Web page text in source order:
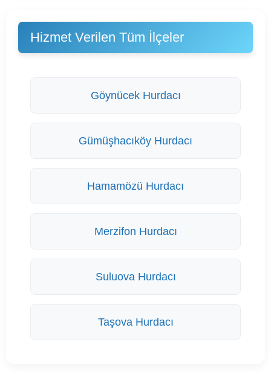
Hizmet Verilen Tüm İlçeler
Göynücek Hurdacı
Gümüşhacıköy Hurdacı
Hamamözü Hurdacı
Merzifon Hurdacı
Suluova Hurdacı
Taşova Hurdacı